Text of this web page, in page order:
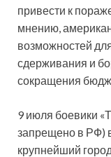
привести к
мнению,
возможностей
сдерживания и
сокращения
9 июля боевики
запрещено в РФ)
крупнейший